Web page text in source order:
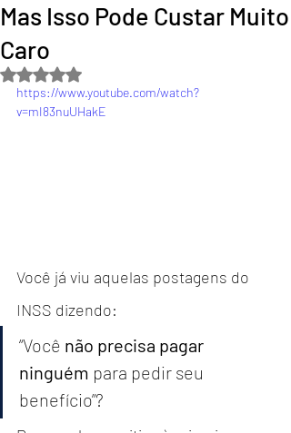
Mas Isso Pode Custar Muito
Caro
Avaliado com NaN de 5 estrelas.
https://www.youtube.com/watch?
v=mI83nuUHakE
Você já viu aquelas postagens do
INSS dizendo:
“Você não precisa pagar
ninguém para pedir seu
benefício”?